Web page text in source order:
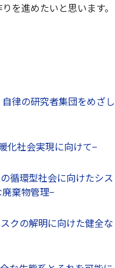
を進めたいと思います。
律の研究者集団をめざし
化社会実現に向けて−
循環型社会に向けたシス
棄物管理−
クの解明に向けた健全な